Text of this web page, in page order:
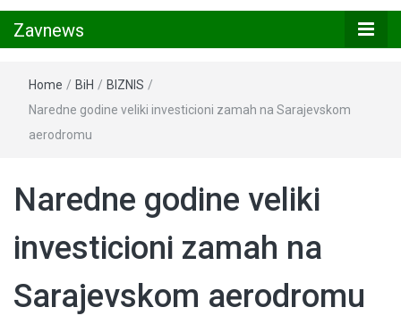
Zavnews
Home / BiH / BIZNIS /
Naredne godine veliki investicioni zamah na Sarajevskom
aerodromu
Naredne godine veliki
investicioni zamah na
Sarajevskom aerodromu